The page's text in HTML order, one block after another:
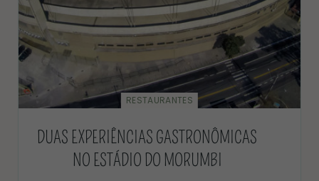
RESTAURANTES
DUAS EXPERIÊNCIAS GASTRONÔMICAS
NO ESTÁDIO DO MORUMBI